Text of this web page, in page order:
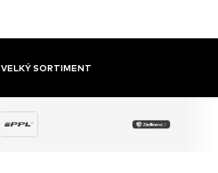
VELKÝ SORTIMENT